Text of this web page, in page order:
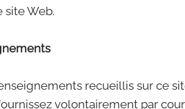
site Web.
recueillis sur ce
volontairement par